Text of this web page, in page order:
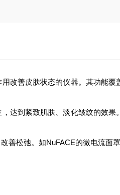
改善皮肤状态的仪器。其功能
达到紧致肌肤、淡化皱纹的效
善松弛。如NuFACE的微电流面